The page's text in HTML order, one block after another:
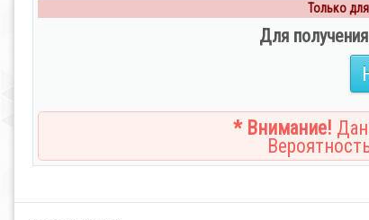
Только
Для
* Внимание!